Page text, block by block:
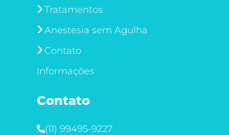
Tratamentos
Anestesia sem Agulha
Contato
Informações
Contato
(11) 99495-9227